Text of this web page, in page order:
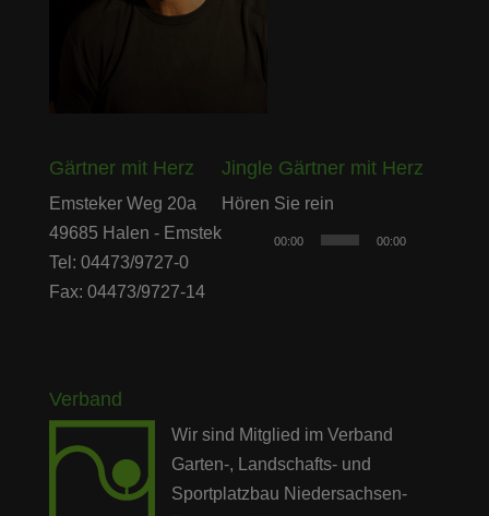
Gärtner mit Herz
Emsteker Weg 20a
49685 Halen - Emstek
Tel: 04473/9727-0
Fax: 04473/9727-14
Jingle Gärtner mit Herz
Hören Sie reinAudio-
Player
00:00 00:00
Verband
Wir sind Mitglied im Verband
Garten-, Landschafts- und
Sportplatzbau Niedersachsen-